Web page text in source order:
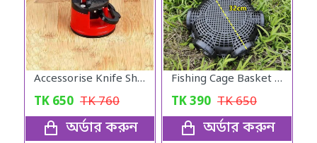
Accessorise Knife Sharper
TK 650 TK760
অর্ডার করুন
Fishing Cage Basket Plastic (6 Hole)
TK390 TK650
অর্ডার করুন